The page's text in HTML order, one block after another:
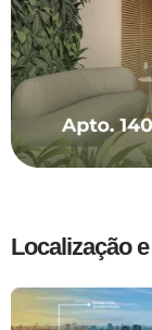
Localização